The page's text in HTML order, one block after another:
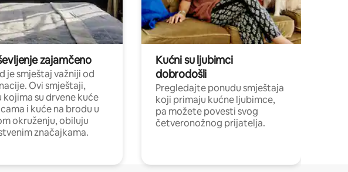
zajamčeno
je smještaj važniji od
Ovi smještaji,
kojima su drvene kuće
i kuće na brodu u
okruženju, obiluju
značajkama.
Kućni su ljubimci
dobrodošli
Pregledajte ponudu smještaja
koji primaju kućne ljubimce,
pa možete povesti svog
četveronožnog prijatelja.